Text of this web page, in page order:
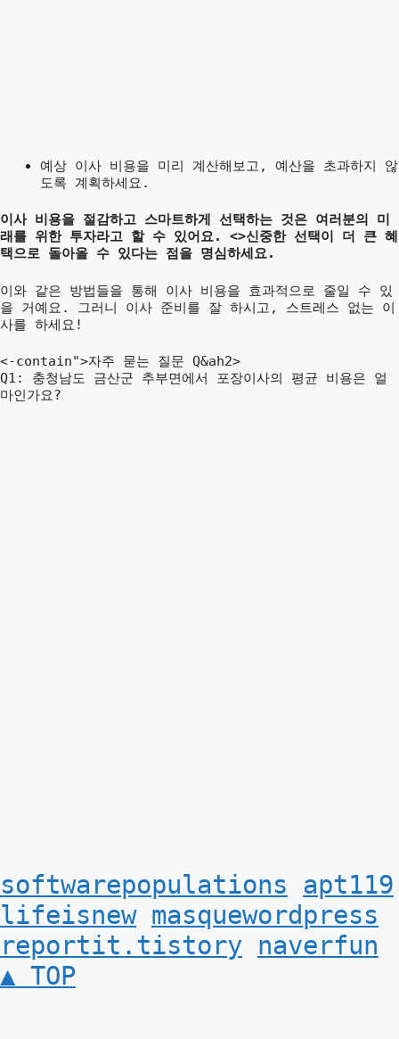
예상 이사 비용을 미리 계산해보고, 예산을 초과하지 않
도록 계획하세요.
이사 비용을 절감하고 스마트하게 선택하는 것은 여러분의 미
래를 위한 투자라고 할 수 있어요.
<>신중한 선택이 더 큰 혜
택으로 돌아올 수 있다는 점을 명심하세요.
이와 같은 방법들을 통해 이사 비용을 효과적으로 줄일 수 있
을 거예요. 그러니 이사 준비를 잘 하시고, 스트레스 없는 이
사를 하세요!
<-contain">자주 묻는 질문 Q&ah2>
Q1: 충청남도 금산군 추부면에서 포장이사의 평균 비용은 얼
마인가요?
softwarepopulations
apt119
lifeisnew masquewordpress
reportit.tistory naverfun
▲ TOP